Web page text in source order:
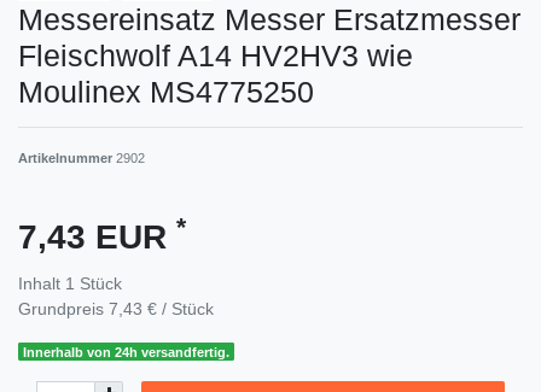
Messereinsatz Messer Ersatzmesser
Fleischwolf A14 HV2HV3 wie
Moulinex MS4775250
Artikelnummer 2902
7,43 EUR *
Inhalt 1 Stück
Grundpreis 7,43 € / Stück
Innerhalb von 24h versandfertig.